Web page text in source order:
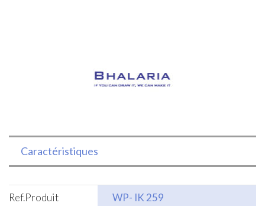
Caractéristiques
Ref.Produit
WP- IK 259